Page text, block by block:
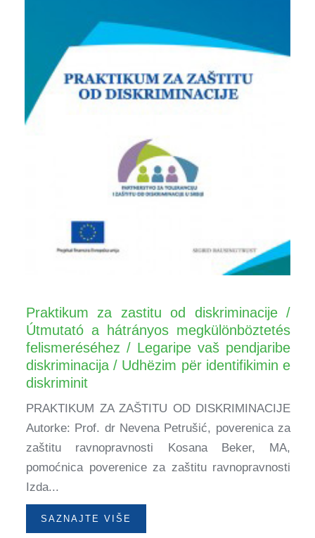
Praktikum za zastitu od diskriminacije /
Útmutató a hátrányos megkülönböztetés
felismeréséhez / Legaripe vaš pendjaribe
diskriminacija / Udhëzim për identifikimin e
diskriminit
PRAKTIKUM ZA ZAŠTITU OD DISKRIMINACIJE
Autorke: Prof. dr Nevena Petrušić, poverenica za
zaštitu ravnopravnosti Kosana Beker, MA,
pomoćnica poverenice za zaštitu ravnopravnosti
Izda...
SAZNAJTE VIŠE